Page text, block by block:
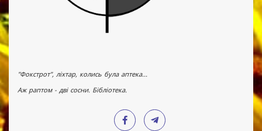
"Фокстрот", ліхтар, колись була аптека...
Аж раптом - дві сосни. Бібліотека.